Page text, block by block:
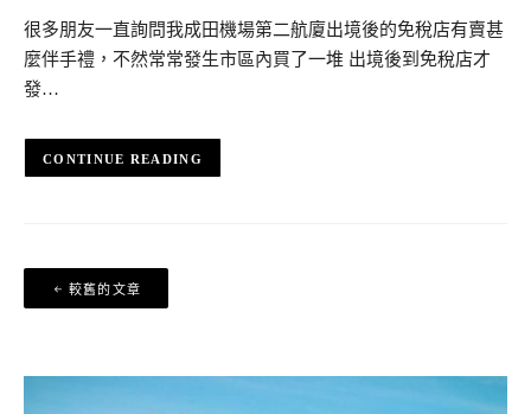
很多朋友一直詢問我成田機場第二航廈出境後的免稅店有賣甚
麼伴手禮，不然常常發生市區內買了一堆 出境後到免稅店才
發…
CONTINUE READING
章
覽
較舊的文章